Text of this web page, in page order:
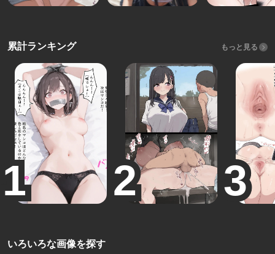
累計ランキング もっと見る
いろいろな画像を探す